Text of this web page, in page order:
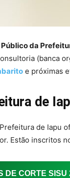
da
(banca
e próximas
de
de Iapu
Estão inscritos
DE CORTE